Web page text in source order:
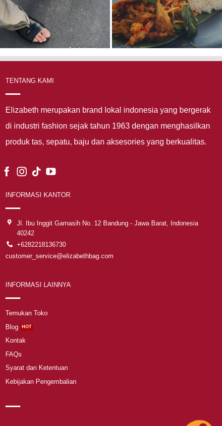
TENTANG KAMI
Elizabeth merupakan brand lokal indonesia yang bergerak
di industri fashion sejak tahun 1963 dengan menghasilkan
produk tas, sepatu, baju dan aksesories yang berkualitas.
INFORMASI KANTOR
Jl. Ibu Inggit Garnasih No. 12 Bandung - Jawa Barat, Indonesia
40242
+6282218136730
customer_service@elizabethbag.com
INFORMASI LAINNYA
Temukan Toko
Blog
Kontak
FAQs
Syarat dan Ketentuan
Kebijakan Pengembalian